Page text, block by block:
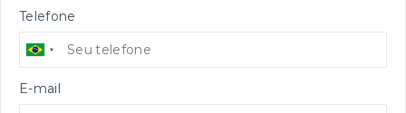
Telefone
E-mail